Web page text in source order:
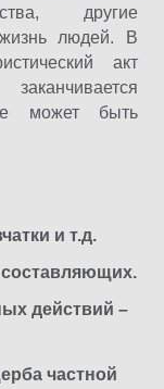
другие
жизнь людей. В
акт
может быть
и т.д.
составляющих.
действий –
частной